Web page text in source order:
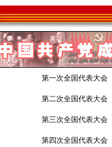
第一次全国代表大会
第二次全国代表大会
第三次全国代表大会
第四次全国代表大会